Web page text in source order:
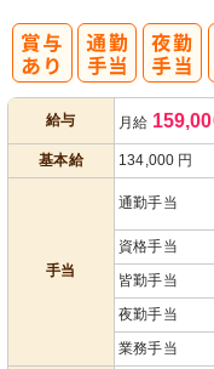
給与 月給
基本給 134,000 円
手当
通勤手当
資格手当
皆勤手当
夜勤手当
業務手当